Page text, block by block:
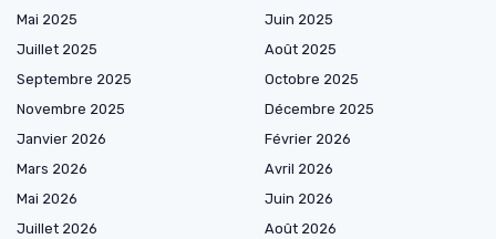
Mai 2025
Juin 2025
Juillet 2025
Août 2025
Septembre 2025
Octobre 2025
Novembre 2025
Décembre 2025
Janvier 2026
Février 2026
Mars 2026
Avril 2026
Mai 2026
Juin 2026
Juillet 2026
Août 2026